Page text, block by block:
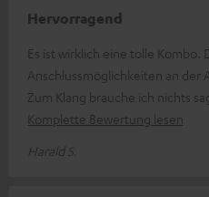
Hervorragend
Es ist wirklich eine tolle Kombo.
Anschlussmöglichkeiten an der
Zum Klang brauche ich nichts
Komplette Bewertung lesen
Harald S.